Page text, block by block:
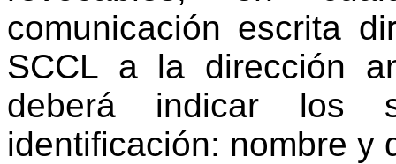
comunicación escrita
SCCL a la dirección
deberá indicar los
identificación: nombre y